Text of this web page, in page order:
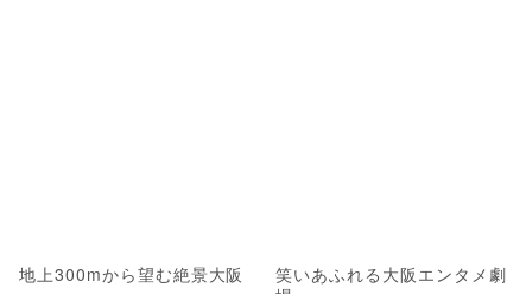
地上300mから望む絶景大阪
笑いあふれる大阪エンタメ劇